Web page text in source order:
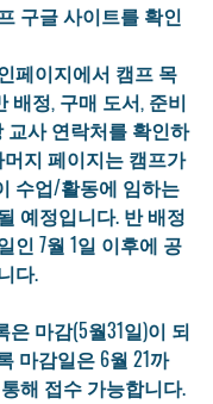
구글 사이트를 확인
페이지에서 캠프 목
배정, 구매 도서, 준비
교사 연락처를 확인하
지 페이지는 캠프가
수업/활동에 임하는
예정입니다. 반 배정
인 7월 1일 이후에 공
다.
마감(5월31일)이 되
마감일은 6월 21까
해 접수 가능합니다.